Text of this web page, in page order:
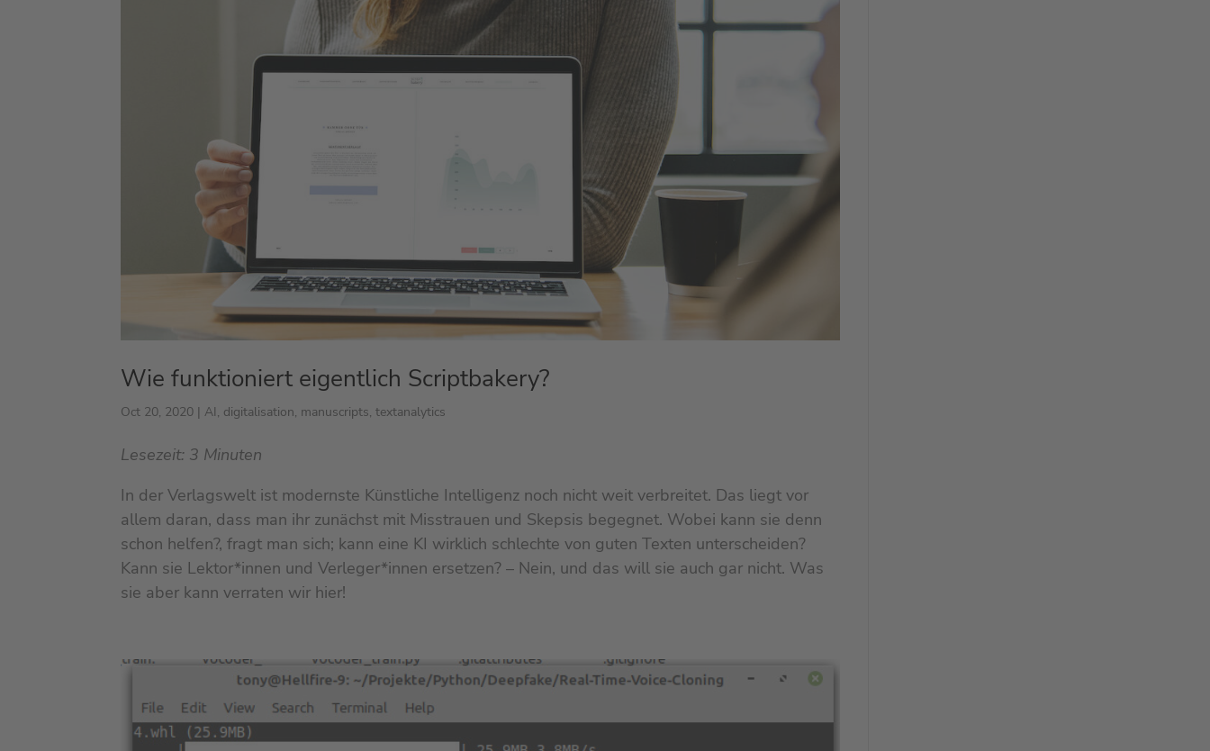
Wie funktioniert eigentlich Scriptbakery?
Oct 20, 2020 |AI, digitalisation, manuscripts,textanalytics
Lesezeit: 3 Minuten
In der Verlagswelt ist modernste Künstliche Intelligenz noch nicht weit verbreitet. Das liegt vor
allem daran, dass man ihr zunächst mit Misstrauen und Skepsis begegnet. Wobei kann sie denn
schon helfen?, fragt man sich; kann eine KI wirklich schlechte von guten Texten unterscheiden?
Kann sie Lektor*innen und Verleger*innen ersetzen? – Nein, und das will sie auch gar nicht. Was
sie aber kann verraten wir hier!